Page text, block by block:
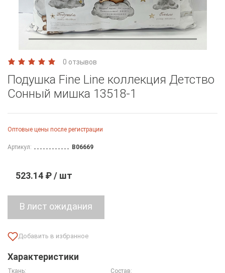
0 отзывов
Подушка Fine Line коллекция Детство
Сонный мишка 13518-1
Оптовые цены после регистрации
Артикул: B06669
523.14 ₽ / шт
Характеристики
Ткань:
Состав: